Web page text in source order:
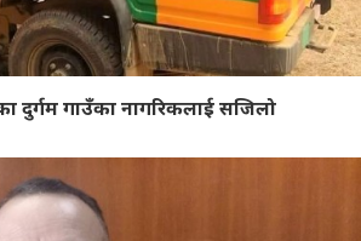
दुर्गम गाउँका नागरिकलाई सजिलो